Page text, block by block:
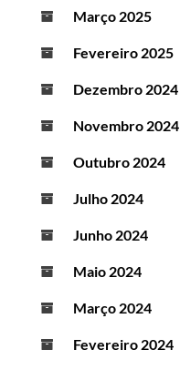
Março 2025
Fevereiro 2025
Dezembro 2024
Novembro 2024
Outubro 2024
Julho 2024
Junho 2024
Maio 2024
Março 2024
Fevereiro 2024